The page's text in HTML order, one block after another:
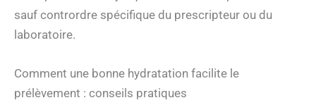
sauf contrordre spécifique du prescripteur ou du
laboratoire.
Comment une bonne hydratation facilite le
prélèvement : conseils pratiques